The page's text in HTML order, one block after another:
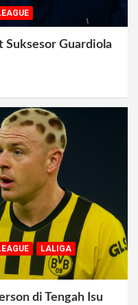
Suksesor Guardiola
LALIGA
di Tengah Isu